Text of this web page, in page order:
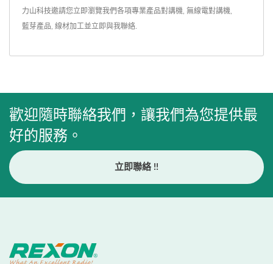
力山科技邀請您立即瀏覽我們各項專業產品對講機, 無線電對講機,
藍芽產品, 線材加工並立即與我聯絡.
歡迎隨時聯絡我們，讓我們為您提供最
好的服務。
立即聯絡 !!